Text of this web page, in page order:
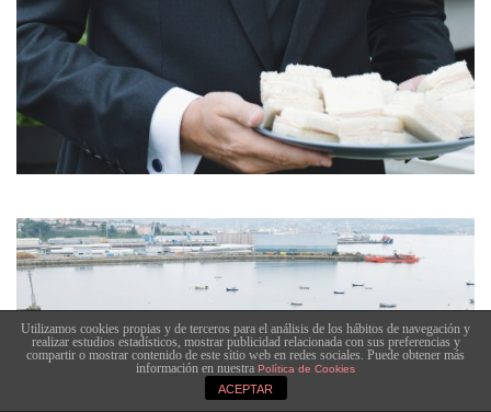
Utilizamos cookies propias y de terceros para el análisis de los hábitos de navegación y
realizar estudios estadísticos, mostrar publicidad relacionada con sus preferencias y
compartir o mostrar contenido de este sitio web en redes sociales. Puede obtener más
información en nuestra Política de Cookies
ACEPTAR